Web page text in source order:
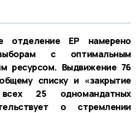
отделение ЕР намерено
с оптимальным
ресурсом. Выдвижение 76
списку и «закрытие
всех 25 одномандатных
о стремлении